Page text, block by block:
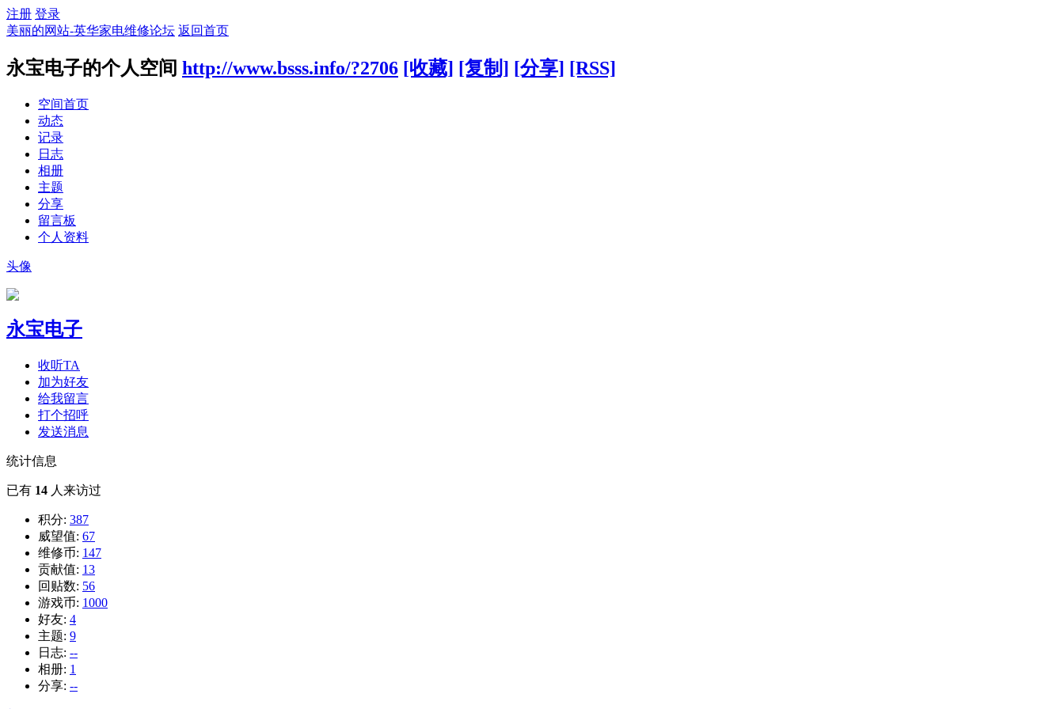
注册 登录
美丽的网站-英华家电维修论坛 返回首页
永宝电子的个人空间 http://www.bsss.info/?2706 [收藏] [复制] [分享] [RSS]
空间首页
动态
记录
日志
相册
主题
分享
留言板
个人资料
头像
永宝电子
收听TA
加为好友
给我留言
打个招呼
发送消息
统计信息
已有 14 人来访过
积分: 387
威望值: 67
维修币: 147
贡献值: 13
回贴数: 56
游戏币: 1000
好友: 4
主题: 9
日志: --
相册: 1
分享: --